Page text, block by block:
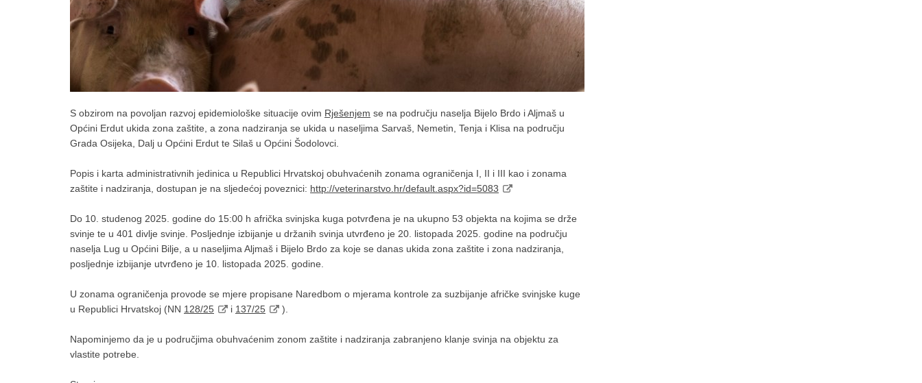
S obzirom na povoljan razvoj epidemiološke situacije ovim Rješenjem se na području naselja Bijelo Brdo i Aljmaš u
Općini Erdut ukida zona zaštite, a zona nadziranja se ukida u naseljima Sarvaš, Nemetin, Tenja i Klisa na području
Grada Osijeka, Dalj u Općini Erdut te Silaš u Općini Šodolovci.
Popis i karta administrativnih jedinica u Republici Hrvatskoj obuhvaćenih zonama ograničenja I, II i III kao i zonama
zaštite i nadziranja, dostupan je na sljedećoj poveznici: http://veterinarstvo.hr/default.aspx?id=5083
Do 10. studenog 2025. godine do 15:00 h afrička svinjska kuga potvrđena je na ukupno 53 objekta na kojima se drže
svinje te u 401 divlje svinje. Posljednje izbijanje u držanih svinja utvrđeno je 20. listopada 2025. godine na području
naselja Lug u Općini Bilje, a u naseljima Aljmaš i Bijelo Brdo za koje se danas ukida zona zaštite i zona nadziranja,
posljednje izbijanje utvrđeno je 10. listopada 2025. godine.
U zonama ograničenja provode se mjere propisane Naredbom o mjerama kontrole za suzbijanje afričke svinjske kuge
u Republici Hrvatskoj (NN 128/25 i 137/25 ).
Napominjemo da je u područjima obuhvaćenim zonom zaštite i nadziranja zabranjeno klanje svinja na objektu za
vlastite potrebe.